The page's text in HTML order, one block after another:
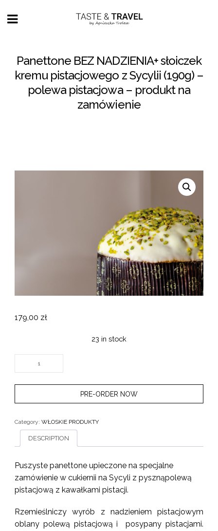
Panettone BEZ NADZIENIA+ słoiczek
kremu pistacjowego z Sycylii (190g) –
polewa pistacjowa – produkt na
zamówienie
179,00 zł
23 in stock
PANETTONE
NADZIENIA+
SŁOICZEK
PISTACJOWEGO
-
-
PRODUKT
NA
ZAMÓWIENIE
QUANTITY
PRE-ORDER NOW
Category: WŁOSKIE PRODUKTY
DESCRIPTION
Puszyste panettone upieczone na specjalne
zamówienie w cukiernii na Sycyli z pysznąpolewą
pistacjową z kawałkami pistacji.
Rzemieślniczy wyrób z nadzieniem pistacjowym
oblany polewą pistacjową i posypany pistacjami.